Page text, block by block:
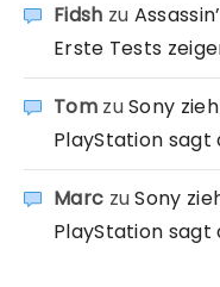
Fidsh zu
Erste Tests
TomzuSony
PlayStation sagt
Marc zuSony
PlayStation sagt